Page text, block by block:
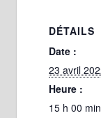
DÉTAILS
Date :
23 avril
Heure :
15 h 00 min